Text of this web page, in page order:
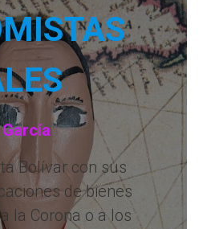
Bolívar con sus
de bienes
la Corona o a los